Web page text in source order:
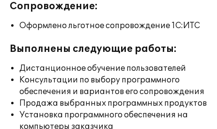
Сопровождение:
Оформлено льготное сопровождение 1С:ИТС
Выполнены следующие работы:
Дистанционное обучение пользователей
Консультации по выбору программного
обеспечения и вариантов его сопровождения
Продажа выбранных программных продуктов
Установка программного обеспечения на
компьютеры заказчика